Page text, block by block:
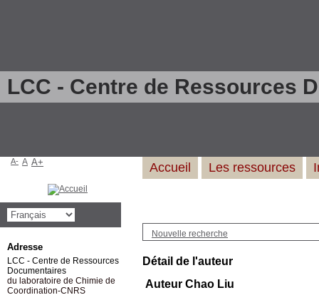
LCC - Centre de Ressources
Nouvelle recherche
Détail de l'auteur
Auteur Chao Liu
Accueil Les ressources
A- A A+
Adresse
LCC - Centre de Ressources
Documentaires
du laboratoire de Chimie de
Coordination-CNRS